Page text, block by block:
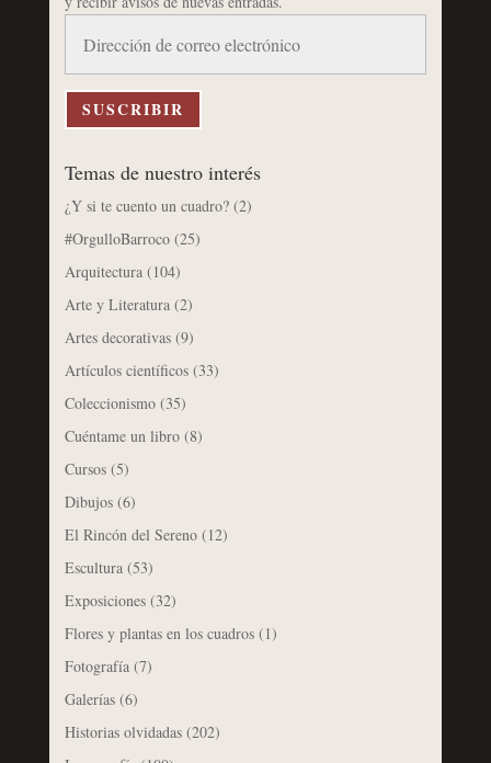
correo
electrónico
SUSCRIBIR
Temas de nuestro interés
¿Y si te cuento un cuadro?(2)
#OrgulloBarroco(25)
Arquitectura(104)
Arte y Literatura(2)
Artes decorativas(9)
Artículos científicos(33)
Coleccionismo(35)
Cuéntame un libro(8)
Cursos(5)
Dibujos(6)
El Rincón del Sereno(12)
Escultura(53)
Exposiciones(32)
Flores y plantas en los cuadros(1)
Fotografía(7)
Galerías(6)
Historias olvidadas(202)